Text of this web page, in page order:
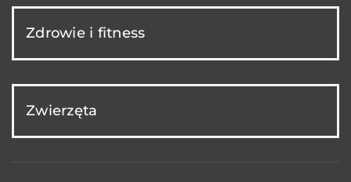
Zdrowie i fitness
Zwierzęta